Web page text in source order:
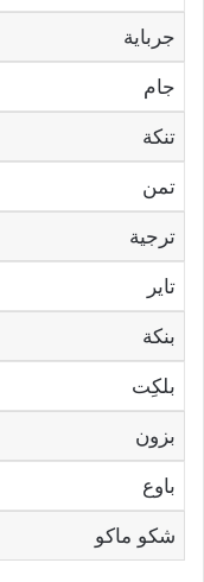
جرباية
جام
تنكة
تمن
ترجية
تاير
بنكة
بلكِت
بزون
باوع
شكو ماكو